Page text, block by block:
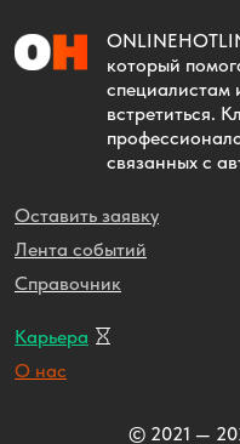
который
специалистам
встретиться.
связанных с
Оставить заявку
Лента событий
Справочник
Карьера
О нас
© 2021 —